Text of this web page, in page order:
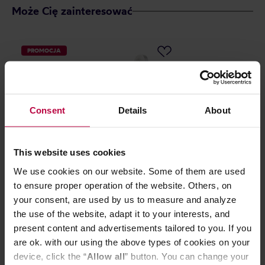
Consent Details About
This website uses cookies
We use cookies on our website. Some of them are used
to ensure proper operation of the website. Others, on
your consent, are used by us to measure and analyze
the use of the website, adapt it to your interests, and
present content and advertisements tailored to you. If you
are ok. with our using the above types of cookies on your
device, click the “Allow all” button. You can change your
Może Cię zainteresować
PROMOCJA
Zestaw AeroPress - Młynek ręczny
szary + Aeropress Original
978,00 zł
Najniższa cena: 604,00 zł
Hario - Coffee